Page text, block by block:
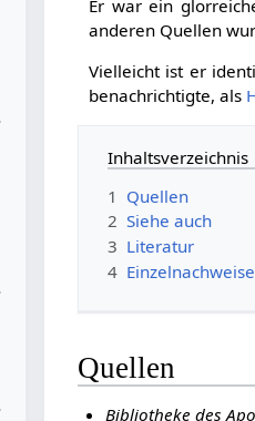
Er war ein
anderen Quellen
Vielleicht ist er
benachrichtigte, als
Inhaltsverzeichnis
1 Quellen
2 Siehe auch
3 Literatur
4 Einzelnachweise
Quellen
Bibliotheke des